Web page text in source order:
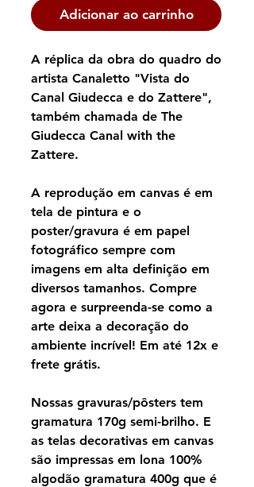
Adicionar ao carrinho
A réplica da obra do quadro do
artista Canaletto "Vista do
Canal Giudecca e do Zattere",
também chamada de The
Giudecca Canal with the
Zattere.
A reprodução em canvas é em
tela de pintura e o
poster/gravura é em papel
fotográfico sempre com
imagens em alta definição em
diversos tamanhos. Compre
agora e surpreenda-se como a
arte deixa a decoração do
ambiente incrível! Em até 12x e
frete grátis.
Nossas gravuras/pôsters tem
gramatura 170g semi-brilho. E
as telas decorativas em canvas
são impressas em lona 100%
algodão gramatura 400g que é